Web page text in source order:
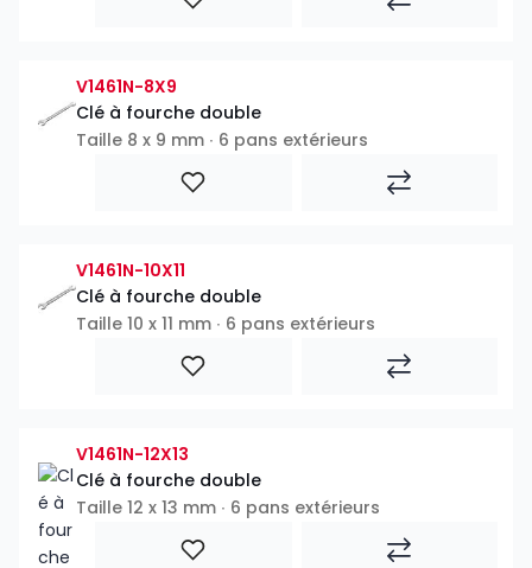
V1461N-8X9
Clé à fourche double
Taille 8 x 9 mm ∙ 6 pans extérieurs
V1461N-10X11
Clé à fourche double
Taille 10 x 11 mm ∙ 6 pans extérieurs
V1461N-12X13
Clé à fourche double
Taille 12 x 13 mm ∙ 6 pans extérieurs